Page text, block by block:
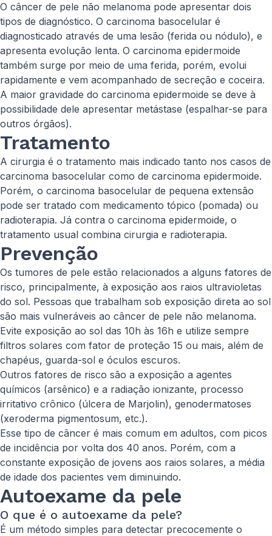
O câncer de pele não melanoma pode apresentar dois
tipos de diagnóstico. O carcinoma basocelular é
diagnosticado através de uma lesão (ferida ou nódulo), e
apresenta evolução lenta. O carcinoma epidermoide
também surge por meio de uma ferida, porém, evolui
rapidamente e vem acompanhado de secreção e coceira.
A maior gravidade do carcinoma epidermoide se deve à
possibilidade dele apresentar metástase (espalhar-se para
outros órgãos).
Tratamento
A cirurgia é o tratamento mais indicado tanto nos casos de
carcinoma basocelular como de carcinoma epidermoide.
Porém, o carcinoma basocelular de pequena extensão
pode ser tratado com medicamento tópico (pomada) ou
radioterapia. Já contra o carcinoma epidermoide, o
tratamento usual combina cirurgia e radioterapia.
Prevenção
Os tumores de pele estão relacionados a alguns fatores de
risco, principalmente, à exposição aos raios ultravioletas
do sol. Pessoas que trabalham sob exposição direta ao sol
são mais vulneráveis ao câncer de pele não melanoma.
Evite exposição ao sol das 10h às 16h e utilize sempre
filtros solares com fator de proteção 15 ou mais, além de
chapéus, guarda-sol e óculos escuros.
Outros fatores de risco são a exposição a agentes
químicos (arsênico) e a radiação ionizante, processo
irritativo crônico (úlcera de Marjolin), genodermatoses
(xeroderma pigmentosum, etc.).
Esse tipo de câncer é mais comum em adultos, com picos
de incidência por volta dos 40 anos. Porém, com a
constante exposição de jovens aos raios solares, a média
de idade dos pacientes vem diminuindo.
Autoexame da pele
O que é o autoexame da pele?
É um método simples para detectar precocemente o